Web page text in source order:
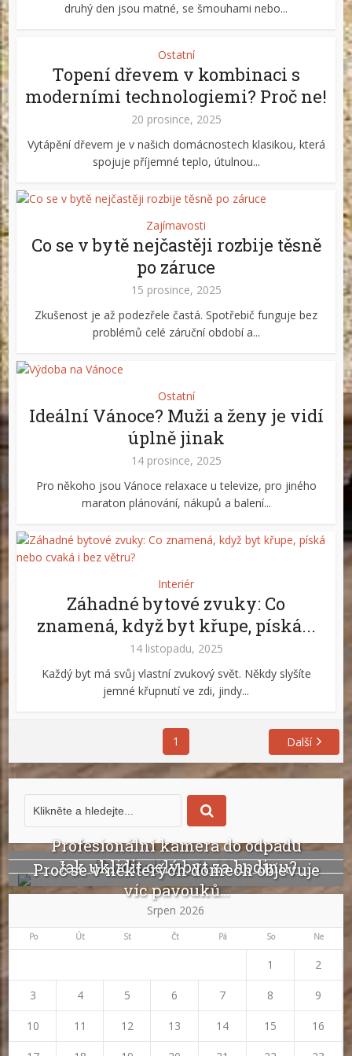
druhý den jsou matné, se šmouhami nebo...
Ostatní
Topení dřevem v kombinaci s
moderními technologiemi? Proč ne!
20 prosince, 2025
Vytápění dřevem je v našich domácnostech klasikou, která
spojuje příjemné teplo, útulnou...
Zajímavosti
Co se v bytě nejčastěji rozbije těsně
po záruce
15 prosince, 2025
Zkušenost je až podezřele častá. Spotřebič funguje bez
problémů celé záruční období a...
Ostatní
Ideální Vánoce? Muži a ženy je vidí
úplně jinak
14 prosince, 2025
Pro někoho jsou Vánoce relaxace u televize, pro jiného
maraton plánování, nákupů a balení...
Interiér
Záhadné bytové zvuky: Co
znamená, když byt křupe, píská...
14 listopadu, 2025
Každý byt má svůj vlastní zvukový svět. Někdy slyšíte
jemné křupnutí ve zdi, jindy...
1 Další
Profesionální kamera do odpadu
odhalí ucpání i...
Jak uklidit celý byt za hodinu?
Proč se v některých domech objevuje
víc pavouků...
Srpen 2026
Po Út St Čt Pá So Ne
1 2
3 4 5 6 7 8 9
10 11 12 13 14 15 16